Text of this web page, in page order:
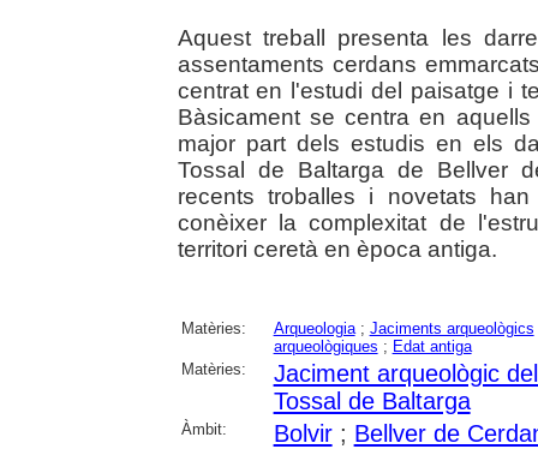
Aquest treball presenta les
assentaments cerdans
centrat en l'estudi del paisatge i
Bàsicament se centra en
major part dels estudis en els
Tossal de Baltarga de Bellver
recents troballes i novetats
conèixer la complexitat de
territori ceretà en època antiga.
Matèries: Arqueologia; Jaciments arqueològics
arqueològiques ; Edat antiga
Matèries:
Jaciment arqueològic
Tossal de Baltarga
Àmbit: Bolvir; Bellver de